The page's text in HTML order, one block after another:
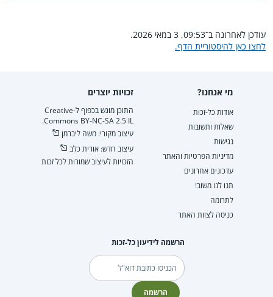
עודכן לאחרונה ב־09:53, 3 במאי 2026.
לחצו כאן להיסטוריית הדף.
מי אנחנו?
אודות כל-זכות
שאלות ותשובות
נגישות
מדיניות הפרטיות והאתר
עדכונים אחרונים
תנו לנו משוב!
לתרומה
כניסה לצוות האתר
זכויות יוצרים
התוכן מוגש בכפוף ל-Creative
Commons BY-NC-SA 2.5 IL.
עיצוב מקורי: משה ליברמן
עיצוב חדש: אורית כלב
הזכויות לעיצוב שמורות לכל זכות
הרשמה לידיעון כל-זכות
דוא"ל
הרשמה